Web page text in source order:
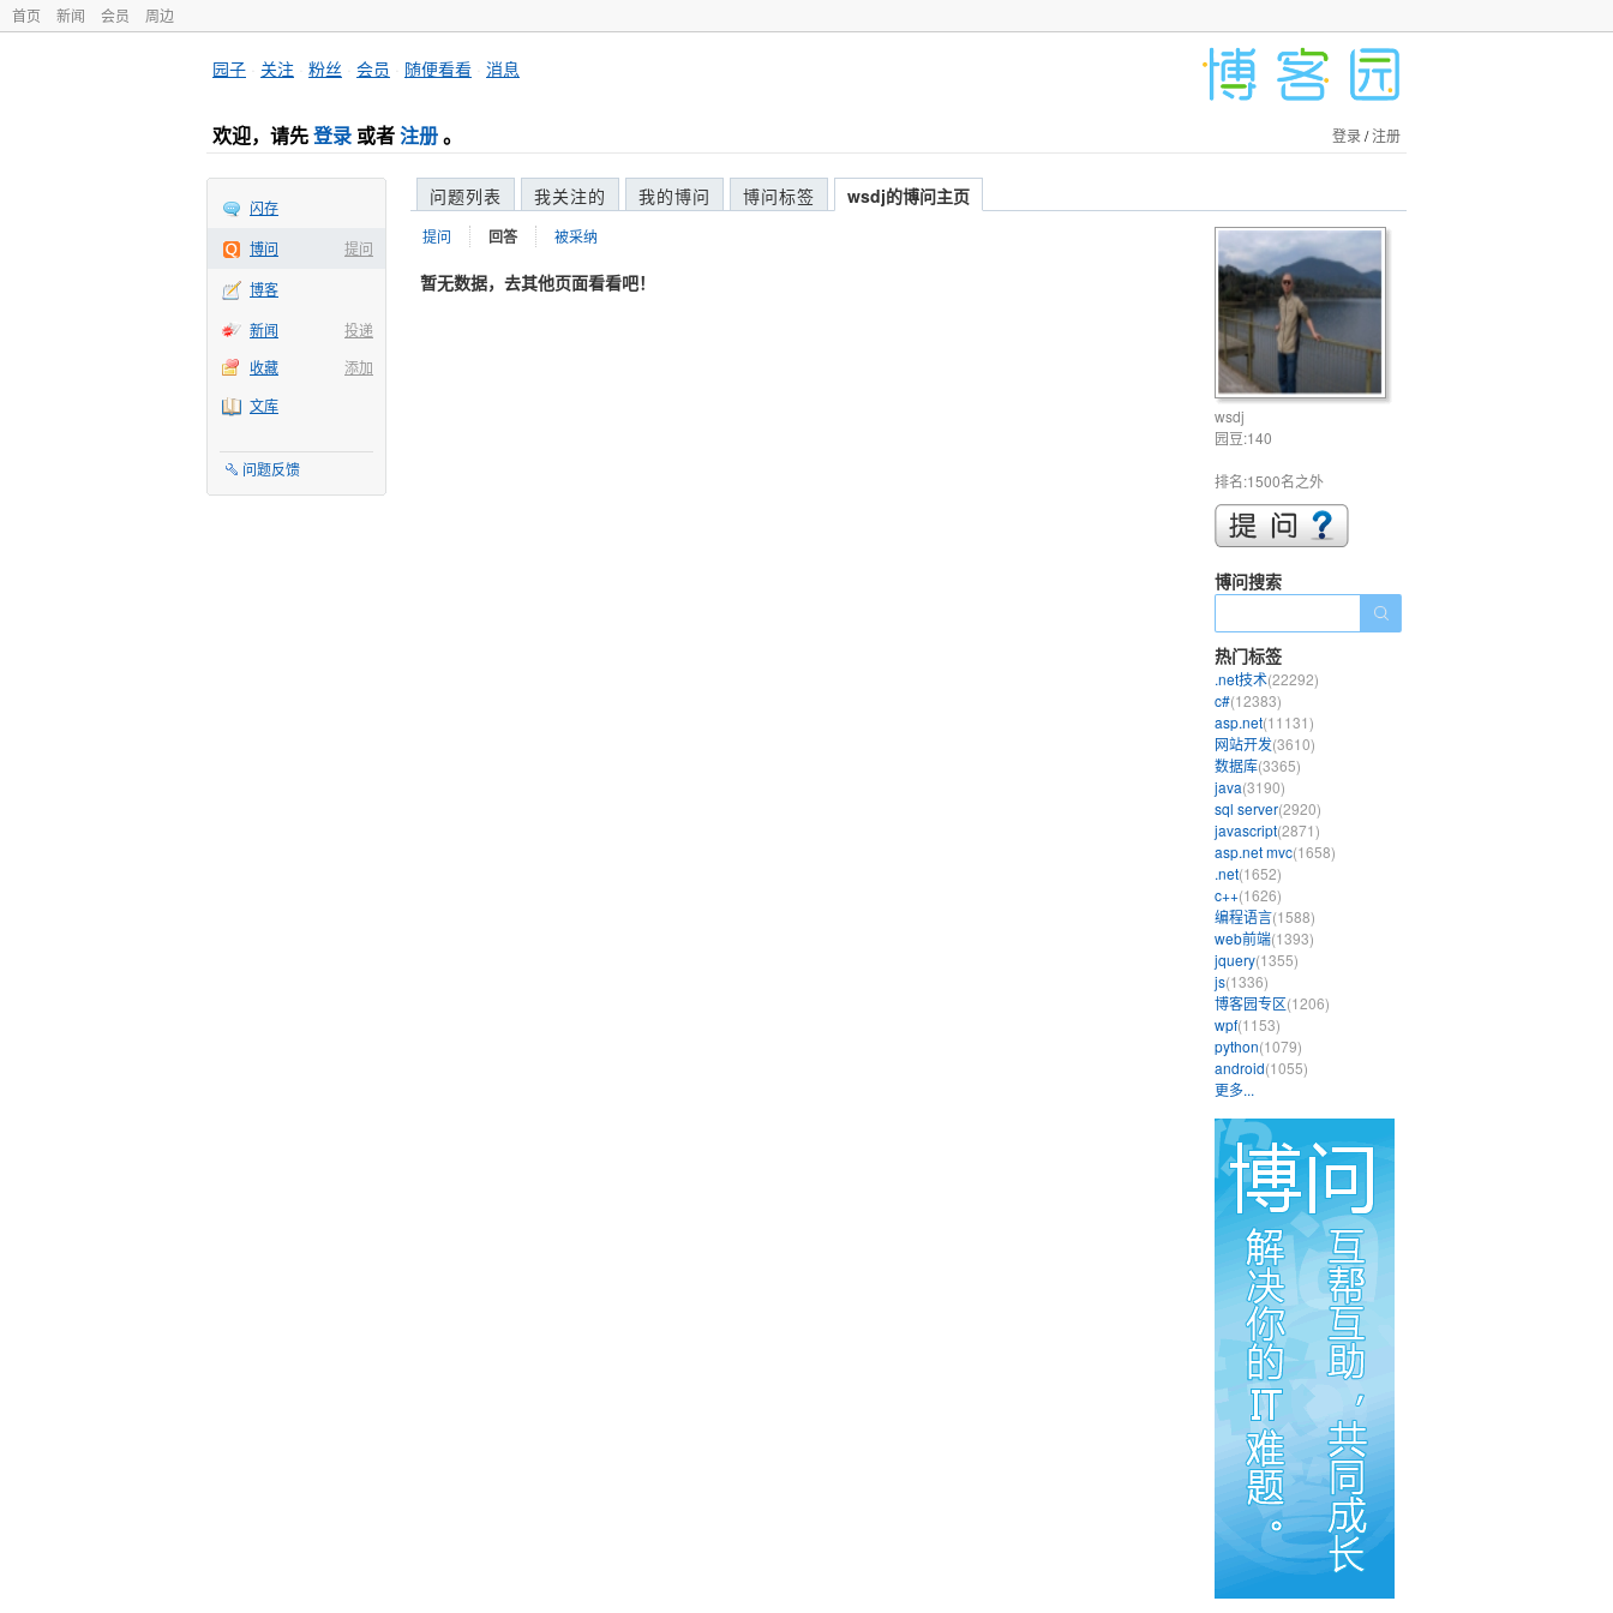
首页 新闻 会员 周边
园子 关注 粉丝 会员 随便看看 消息
欢迎，请先登录 或者注册。 登录/注册
闪存
提问
博问
博客
投递
新闻
添加
收藏
文库
问题反馈
问题列表 我关注的 我的博问 博问标签 wsdj的博问主页
提问 回答 被采纳
暂无数据，去其他页面看看吧！
wsdj
园豆:140
排名:1500名之外
博问搜索
热门标签
.net技术(22292)
c#(12383)
asp.net(11131)
网站开发(3610)
数据库(3365)
java(3190)
sql server(2920)
javascript(2871)
asp.net mvc(1658)
.net(1652)
c++(1626)
编程语言(1588)
web前端(1393)
jquery(1355)
js(1336)
博客园专区(1206)
wpf(1153)
python(1079)
android(1055)
更多...